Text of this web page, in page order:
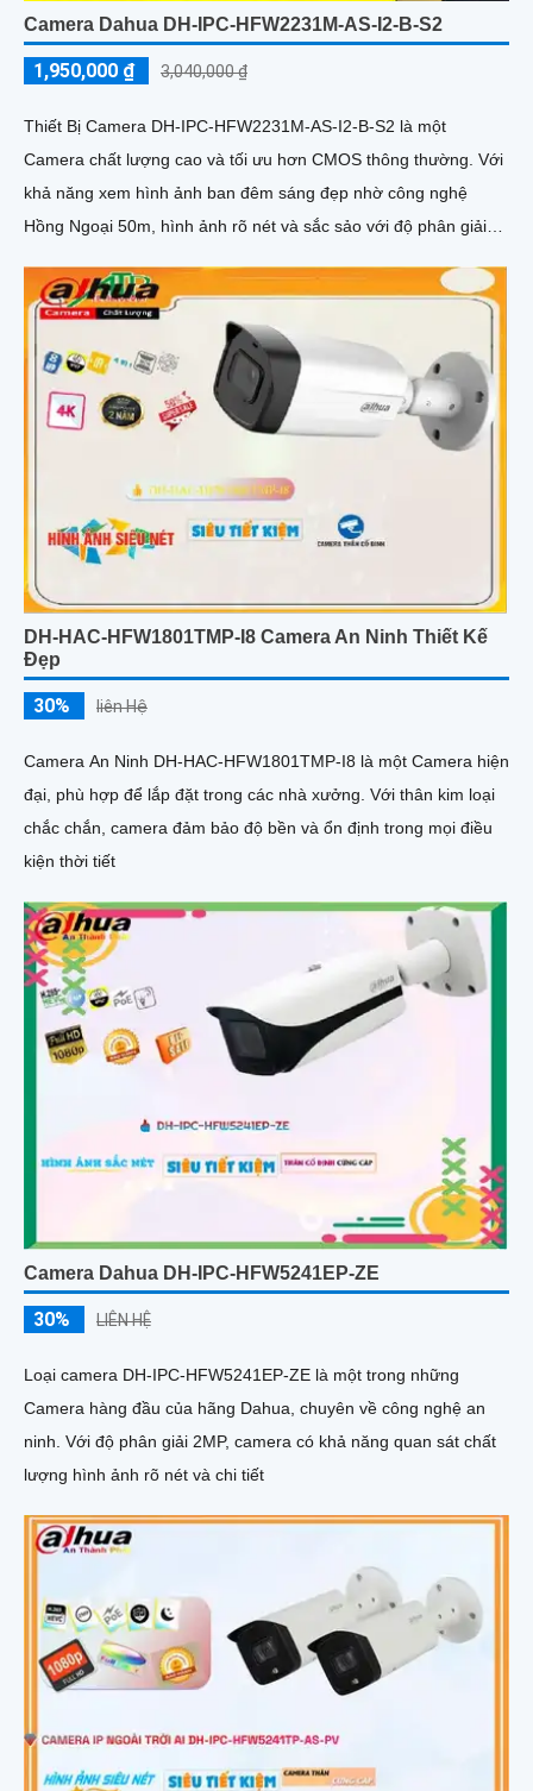
Camera Dahua DH-IPC-HFW2231M-AS-I2-B-S2
1,950,000 ₫ 3,040,000 ₫
Thiết Bị Camera DH-IPC-HFW2231M-AS-I2-B-S2 là một
Camera chất lượng cao và tối ưu hơn CMOS thông thường. Với
khả năng xem hình ảnh ban đêm sáng đẹp nhờ công nghệ
Hồng Ngoại 50m, hình ảnh rõ nét và sắc sảo với độ phân giải
DH-HAC-HFW1801TMP-I8 Camera An Ninh Thiết Kế
Đẹp
30% liên Hệ
Camera An Ninh DH-HAC-HFW1801TMP-I8 là một Camera hiện
đại, phù hợp để lắp đặt trong các nhà xưởng. Với thân kim loại
chắc chắn, camera đảm bảo độ bền và ổn định trong mọi điều
kiện thời tiết
Camera Dahua DH-IPC-HFW5241EP-ZE
30% LIÊN HỆ
Loại camera DH-IPC-HFW5241EP-ZE là một trong những
Camera hàng đầu của hãng Dahua, chuyên về công nghệ an
ninh. Với độ phân giải 2MP, camera có khả năng quan sát chất
lượng hình ảnh rõ nét và chi tiết